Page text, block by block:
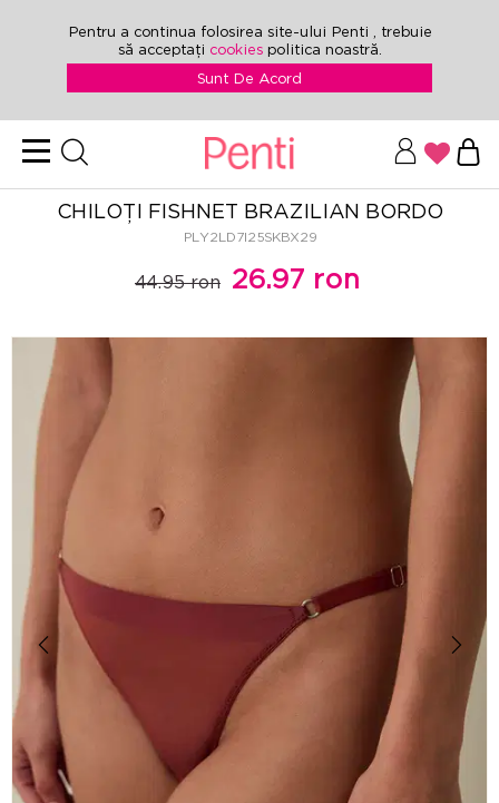
Pentru a continua folosirea site-ului Penti , trebuie
să acceptați cookies politica noastră.
Sunt De Acord
CHILOȚI FISHNET BRAZILIAN BORDO
PLY2LD7I25SKBX29
44.95 ron 26.97 ron